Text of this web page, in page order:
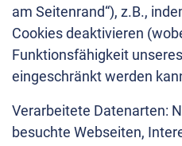
am Seitenrand“), z.B.,
Cookies deaktivieren
Funktionsfähigkeit
eingeschränkt werden
Verarbeitete Datenarten:
besuchte Webseiten,